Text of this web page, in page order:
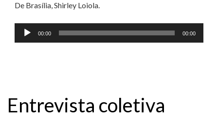
De Brasília, Shirley Loiola.
Tocador
de
00:00 00:00
Entrevista coletiva